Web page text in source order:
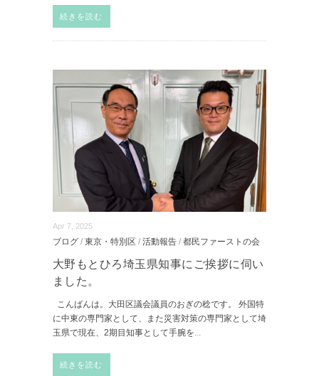
続きを読む
Apr 7, 2025
ブログ / 東京・特別区 / 活動報告 / 都民ファーストの会
大野もとひろ埼玉県知事にご挨拶に伺い
ました。
こんばんは。大田区議会議員のおぎの稔です。 外国特
に中東の専門家として、また災害対策の専門家として埼
玉県で現在、2期目知事として手腕を
続きを読む